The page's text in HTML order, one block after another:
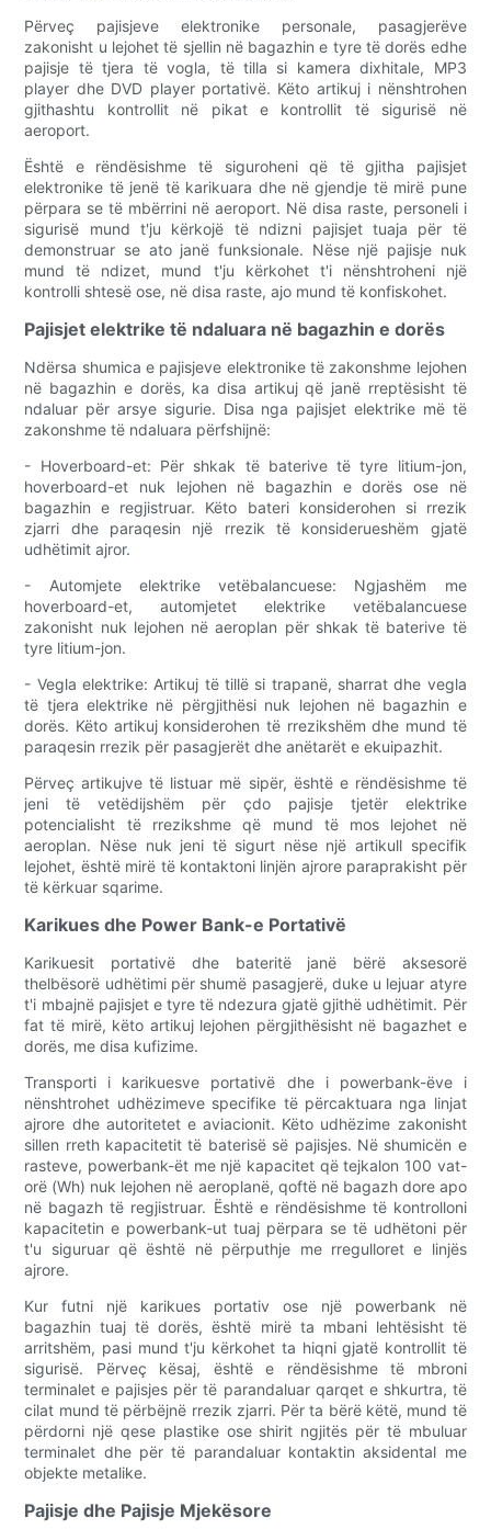
Përveç pajisjeve elektronike personale, pasagjerëve
zakonisht u lejohet të sjellin në bagazhin e tyre të dorës edhe
pajisje të tjera të vogla, të tilla si kamera dixhitale, MP3
player dhe DVD player portativë. Këto artikuj i nënshtrohen
gjithashtu kontrollit në pikat e kontrollit të sigurisë në
aeroport.
Është e rëndësishme të siguroheni që të gjitha pajisjet
elektronike të jenë të karikuara dhe në gjendje të mirë pune
përpara se të mbërrini në aeroport. Në disa raste, personeli i
sigurisë mund t'ju kërkojë të ndizni pajisjet tuaja për të
demonstruar se ato janë funksionale. Nëse një pajisje nuk
mund të ndizet, mund t'ju kërkohet t'i nënshtroheni një
kontrolli shtesë ose, në disa raste, ajo mund të konfiskohet.
Pajisjet elektrike të ndaluara në bagazhin e dorës
Ndërsa shumica e pajisjeve elektronike të zakonshme lejohen
në bagazhin e dorës, ka disa artikuj që janë rreptësisht të
ndaluar për arsye sigurie. Disa nga pajisjet elektrike më të
zakonshme të ndaluara përfshijnë:
- Hoverboard-et: Për shkak të baterive të tyre litium-jon,
hoverboard-et nuk lejohen në bagazhin e dorës ose në
bagazhin e regjistruar. Këto bateri konsiderohen si rrezik
zjarri dhe paraqesin një rrezik të konsiderueshëm gjatë
udhëtimit ajror.
- Automjete elektrike vetëbalancuese: Ngjashëm me
hoverboard-et, automjetet elektrike vetëbalancuese
zakonisht nuk lejohen në aeroplan për shkak të baterive të
tyre litium-jon.
- Vegla elektrike: Artikuj të tillë si trapanë, sharrat dhe vegla
të tjera elektrike në përgjithësi nuk lejohen në bagazhin e
dorës. Këto artikuj konsiderohen të rrezikshëm dhe mund të
paraqesin rrezik për pasagjerët dhe anëtarët e ekuipazhit.
Përveç artikujve të listuar më sipër, është e rëndësishme të
jeni të vetëdijshëm për çdo pajisje tjetër elektrike
potencialisht të rrezikshme që mund të mos lejohet në
aeroplan. Nëse nuk jeni të sigurt nëse një artikull specifik
lejohet, është mirë të kontaktoni linjën ajrore paraprakisht për
të kërkuar sqarime.
Karikues dhe Power Bank-e Portativë
Karikuesit portativë dhe bateritë janë bërë aksesorë
thelbësorë udhëtimi për shumë pasagjerë, duke u lejuar atyre
t'i mbajnë pajisjet e tyre të ndezura gjatë gjithë udhëtimit. Për
fat të mirë, këto artikuj lejohen përgjithësisht në bagazhet e
dorës, me disa kufizime.
Transporti i karikuesve portativë dhe i powerbank-ëve i
nënshtrohet udhëzimeve specifike të përcaktuara nga linjat
ajrore dhe autoritetet e aviacionit. Këto udhëzime zakonisht
sillen rreth kapacitetit të baterisë së pajisjes. Në shumicën e
rasteve, powerbank-ët me një kapacitet që tejkalon 100 vat-
orë (Wh) nuk lejohen në aeroplanë, qoftë në bagazh dore apo
në bagazh të regjistruar. Është e rëndësishme të kontrolloni
kapacitetin e powerbank-ut tuaj përpara se të udhëtoni për
t'u siguruar që është në përputhje me rregulloret e linjës
ajrore.
Kur futni një karikues portativ ose një powerbank në
bagazhin tuaj të dorës, është mirë ta mbani lehtësisht të
arritshëm, pasi mund t'ju kërkohet ta hiqni gjatë kontrollit të
sigurisë. Përveç kësaj, është e rëndësishme të mbroni
terminalet e pajisjes për të parandaluar qarqet e shkurtra, të
cilat mund të përbëjnë rrezik zjarri. Për ta bërë këtë, mund të
përdorni një qese plastike ose shirit ngjitës për të mbuluar
terminalet dhe për të parandaluar kontaktin aksidental me
objekte metalike.
Pajisje dhe Pajisje Mjekësore